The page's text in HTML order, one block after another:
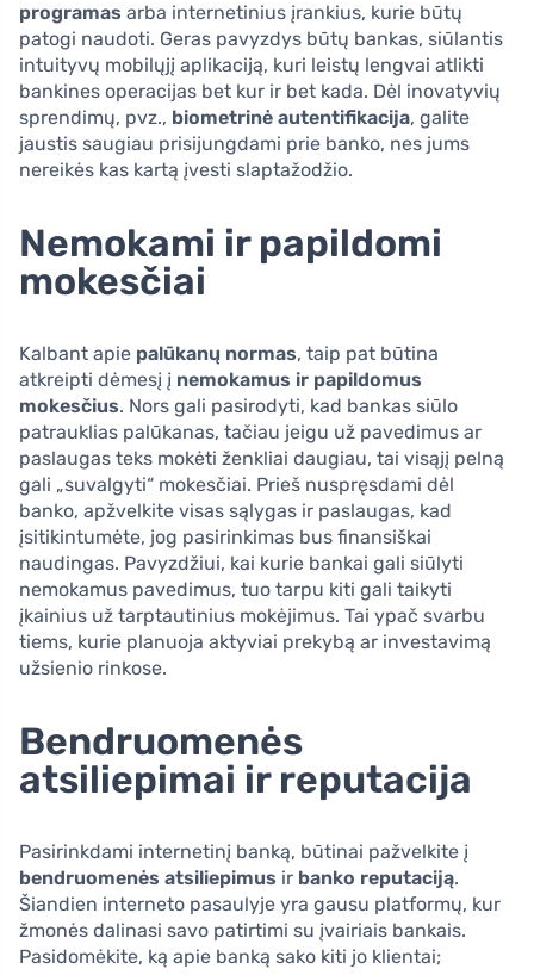
programas arba internetinius įrankius, kurie būtų
patogi naudoti. Geras pavyzdys būtų bankas, siūlantis
intuityvų mobilųjį aplikaciją, kuri leistų lengvai atlikti
bankines operacijas bet kur ir bet kada. Dėl inovatyvių
sprendimų, pvz., biometrinė autentifikacija, galite
jaustis saugiau prisijungdami prie banko, nes jums
nereikės kas kartą įvesti slaptažodžio.
Nemokami ir papildomi
mokesčiai
Kalbant apie palūkanų normas, taip pat būtina
atkreipti dėmesį į nemokamus ir papildomus
mokesčius. Nors gali pasirodyti, kad bankas siūlo
patrauklias palūkanas, tačiau jeigu už pavedimus ar
paslaugas teks mokėti ženkliai daugiau, tai visąjį pelną
gali „suvalgyti“ mokesčiai. Prieš nuspręsdami dėl
banko, apžvelkite visas sąlygas ir paslaugas, kad
įsitikintumėte, jog pasirinkimas bus finansiškai
naudingas. Pavyzdžiui, kai kurie bankai gali siūlyti
nemokamus pavedimus, tuo tarpu kiti gali taikyti
įkainius už tarptautinius mokėjimus. Tai ypač svarbu
tiems, kurie planuoja aktyviai prekybą ar investavimą
užsienio rinkose.
Bendruomenės
atsiliepimai ir reputacija
Pasirinkdami internetinį banką, būtinai pažvelkite į
bendruomenės atsiliepimus ir banko reputaciją.
Šiandien interneto pasaulyje yra gausu platformų, kur
žmonės dalinasi savo patirtimi su įvairiais bankais.
Pasidomėkite, ką apie banką sako kiti jo klientai;